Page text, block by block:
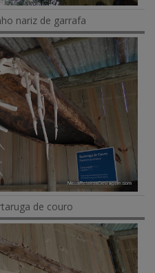
nariz de garrafa
de couro